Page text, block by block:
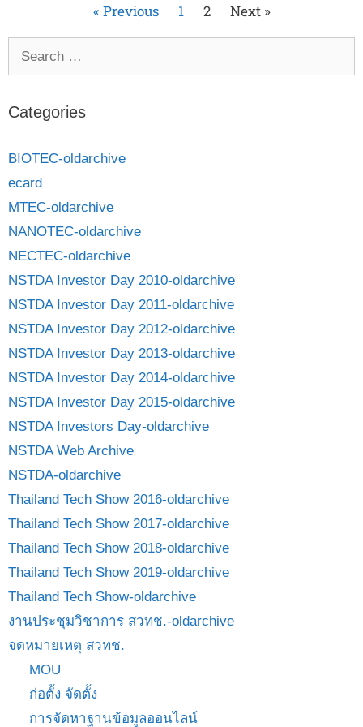
« Previous 1 2 Next »
Categories
BIOTEC-oldarchive
ecard
MTEC-oldarchive
NANOTEC-oldarchive
NECTEC-oldarchive
NSTDA Investor Day 2010-oldarchive
NSTDA Investor Day 2011-oldarchive
NSTDA Investor Day 2012-oldarchive
NSTDA Investor Day 2013-oldarchive
NSTDA Investor Day 2014-oldarchive
NSTDA Investor Day 2015-oldarchive
NSTDA Investors Day-oldarchive
NSTDA Web Archive
NSTDA-oldarchive
Thailand Tech Show 2016-oldarchive
Thailand Tech Show 2017-oldarchive
Thailand Tech Show 2018-oldarchive
Thailand Tech Show 2019-oldarchive
Thailand Tech Show-oldarchive
งานประชุมวิชาการ สวทช.-oldarchive
จดหมายเหตุ สวทช.
MOU
ก่อตั้ง จัดตั้ง
การจัดหาฐานข้อมูลออนไลน์